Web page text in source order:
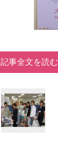
記事全文を読む